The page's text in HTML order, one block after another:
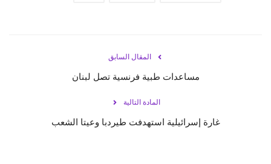
المقال السابق
مساعدات طبية فرنسية تصل لبنان
المادة التالية
غارة إسرائيلية استهدفت طيردبا وعيتا الشعب